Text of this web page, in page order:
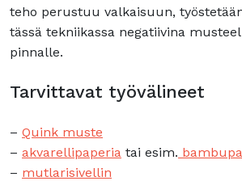
teho perustuu valkaisuun,
tässä tekniikassa negatiivina
pinnalle.
Tarvittavat työvälineet
– Quink muste
– akvarellipaperia tai esim.
– mutlarisivellin